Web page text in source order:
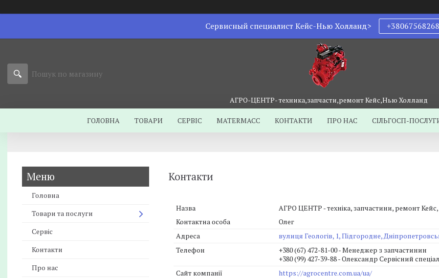
Сервисный специалист Кейс-Нью Холланд>
АГРО-ЦЕНТР- техника,запчасти,ремонт Кейс,Нью Холланд
ГОЛОВНА ТОВАРИ СЕРВІС MATERMACC КОНТАКТИ ПРО НАС СІЛЬГОСП-
Контакти
АГРО ЦЕНТР - техніка, запчастини, ремонт
Олег
вулиця Геологів, 1, Підгородне,
+380 (67) 472-81-00 Менеджер з запчастинин
+380 (99) 427-39-88 Олександр Сервісний
https://agrocentre.com.ua/ua/
Головна
Товари та послуги
Сервіс
Контакти
Про нас